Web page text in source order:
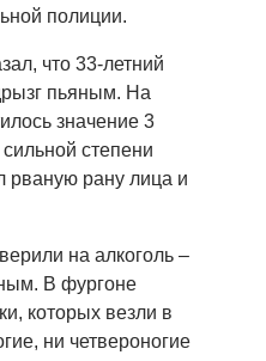
полиции.
что 33-летний
пьяным. На
значение 3
степени
рваную рану лица и
на алкоголь –
В фургоне
которых везли в
ни четвероногие